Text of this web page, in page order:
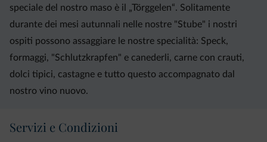
speciale del nostro maso è il „Törggelen“. Solitamente
durante dei mesi autunnali nelle nostre "Stube" i nostri
ospiti possono assaggiare le nostre specialità: Speck,
formaggi, "Schlutzkrapfen" e canederli, carne con crauti,
dolci tipici, castagne e tutto questo accompagnato dal
nostro vino nuovo.
Servizi e Condizioni